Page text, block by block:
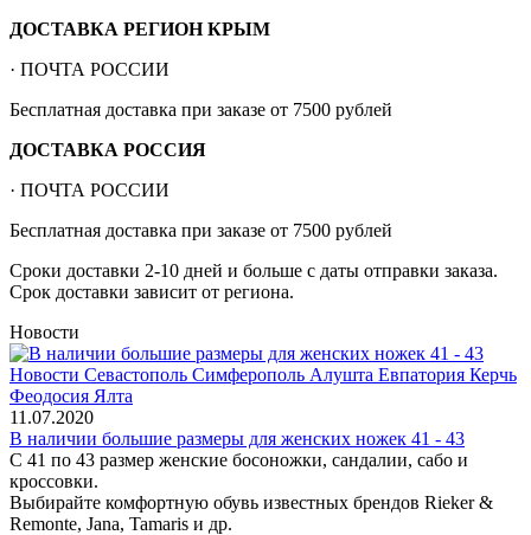
ДОСТАВКА РЕГИОН КРЫМ
· ПОЧТА РОССИИ
Бесплатная доставка при заказе от 7500 рублей
ДОСТАВКА РОССИЯ
· ПОЧТА РОССИИ
Бесплатная доставка при заказе от 7500 рублей
Сроки доставки 2-10 дней и больше с даты отправки заказа.
Срок доставки зависит от региона.
Новости
11.07.2020
В наличии большие размеры для женских ножек 41 - 43
С 41 по 43 размер женские босоножки, сандалии, сабо и
кроссовки.
Выбирайте комфортную обувь известных брендов Rieker &
Remonte, Jana, Tamaris и др.